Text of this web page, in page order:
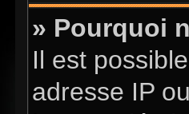
» Pourquoi
Il est
adresse IP